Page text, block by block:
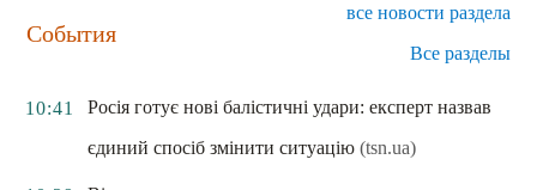
События
все новости раздела
Все разделы
10:41
Росія готує нові балістичні удари: експерт назвав
єдиний спосіб змінити ситуацію (tsn.ua)